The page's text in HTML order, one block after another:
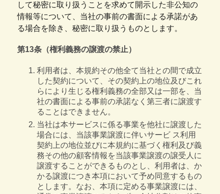
して秘密に取り扱うことを求めて開示した非公知の
情報等について、当社の事前の書面による承諾があ
る場合を除き、秘密に取り扱うものとします。
第13条（権利義務の譲渡の禁止）
利用者は、本規約その他全て当社との間で成立
した契約について、その契約上の地位及びこれ
らにより生じる権利義務の全部又は一部を、当
社の書面による事前の承諾なく第三者に譲渡す
ることはできません。
当社は本サービスに係る事業を他社に譲渡した
場合には、当該事業譲渡に伴いサービ ス利用
契約上の地位並びに本規約に基づく権利及び義
務その他の顧客情報を当該事業譲渡の譲受人に
譲渡することができるものとし、利用者は、か
かる譲渡につき本項において予め同意するもの
とします。なお、本項に定める事業譲渡には、